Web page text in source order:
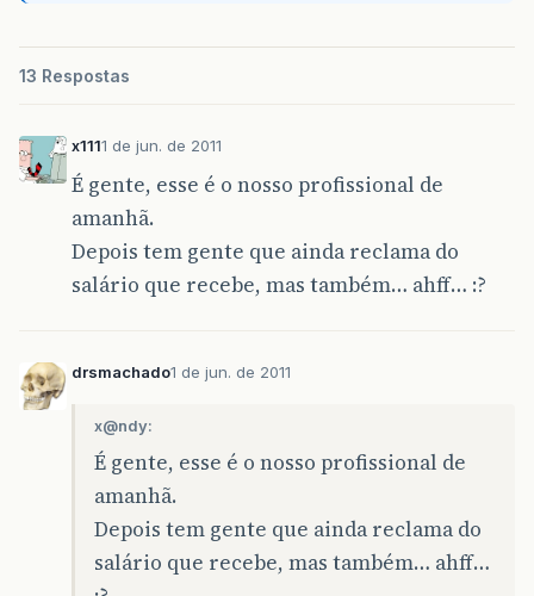
13 Respostas
x1111 de jun. de 2011
É gente, esse é o nosso profissional de
amanhã.
Depois tem gente que ainda reclama do
salário que recebe, mas também… ahff… :?
drsmachado1 de jun. de 2011
x@ndy:
É gente, esse é o nosso profissional de
amanhã.
Depois tem gente que ainda reclama do
salário que recebe, mas também… ahff…